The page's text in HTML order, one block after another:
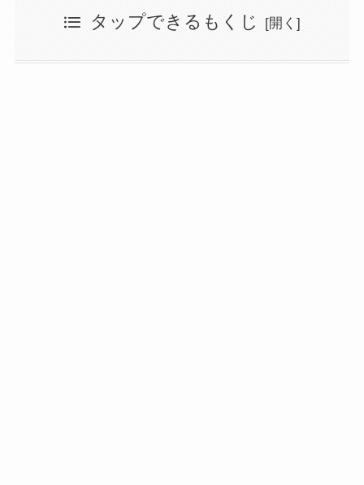
タップできるもくじ